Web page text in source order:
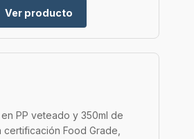
Ver producto
PP veteado y 350ml de
Food Grade,